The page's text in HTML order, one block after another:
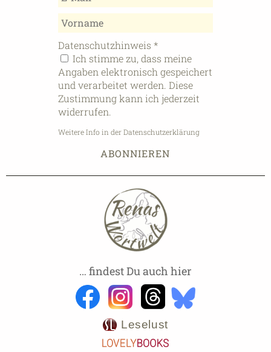
Datenschutzhinweis *
Ich stimme zu, dass meine
Angaben elektronisch gespeichert
und verarbeitet werden. Diese
Zustimmung kann ich jederzeit
widerrufen.
Weitere Info in der Datenschutzerklärung
… findest Du auch hier
Leselust